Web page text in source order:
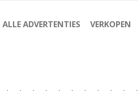
ALLE ADVERTENTIES VERKOPEN